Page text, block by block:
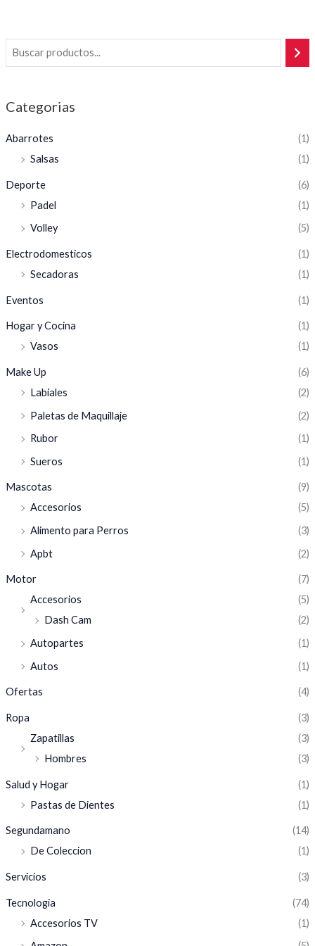
Categorias
Abarrotes
(1)
Salsas
(1)
Deporte
(6)
Padel
(1)
Volley
(5)
Electrodomesticos
(1)
Secadoras
(1)
Eventos (1)
Hogar y Cocina
(1)
Vasos
(1)
Make Up
(6)
Labiales
(2)
Paletas de Maquillaje
(2)
Rubor
(1)
Sueros
(1)
Mascotas
(9)
Accesorios
(5)
Alimento para Perros
(3)
Apbt
(2)
Motor
(7)
Accesorios
(5)
Dash Cam
(2)
Autopartes
(1)
Autos
(1)
Ofertas (4)
Ropa
(3)
Zapatillas
(3)
Hombres
(3)
Salud y Hogar
(1)
Pastas de Dientes
(1)
Segundamano
(14)
De Coleccion
(1)
Servicios (3)
Tecnologia
(74)
Accesorios TV
(1)